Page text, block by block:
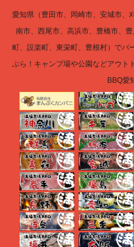
愛知県（豊田市、岡崎市、安城市、
南市、西尾市、高浜市、豊橋市、
町、設楽町、東栄町、豊根村）でバ
ぶら！キャンプ場や公園などアウト
BBQ愛